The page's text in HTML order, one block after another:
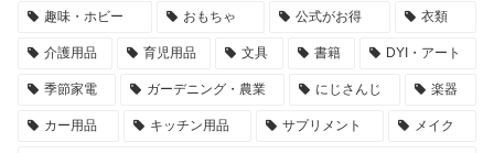
趣味・ホビー おもちゃ 公式がお得 衣類
介護用品 育児用品 文具 書籍 DYI・アート
季節家電 ガーデニング・農業 にじさんじ 楽器
カー用品 キッチン用品 サプリメント メイク